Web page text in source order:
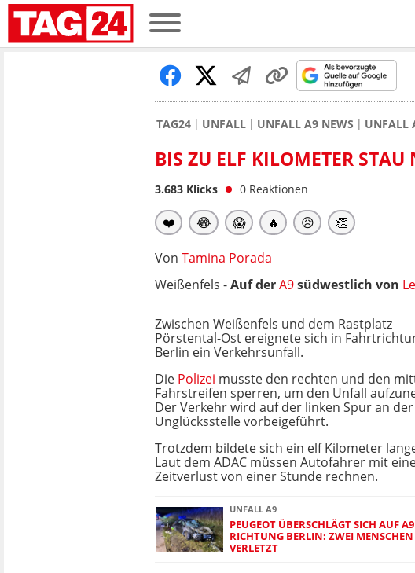
TAG24 UNFALL UNFALL A9 NEWS UNFALL
BIS ZU ELF KILOMETER
3.683 Klicks 0 Reaktionen
❤️ 😂 😱 🔥 😥 👏
Von Tamina Porada
Weißenfels -Auf derA9südwestlich von
Zwischen Weißenfels und dem Rastplatz
Pörstental-Ost ereignete sich in
Berlin ein Verkehrsunfall.
Die Polizei musste den rechten und den
Fahrstreifen sperren, um den Unfall
Der Verkehr wird auf der linken Spur an der
Unglücksstelle vorbeigeführt.
Trotzdem bildete sich ein elf Kilometer
Laut dem ADAC müssen Autofahrer mit
Zeitverlust von einer Stunde rechnen.
UNFALL A9
PEUGEOT ÜBERSCHLÄGT SICH AUF A9
RICHTUNG BERLIN: ZWEI MENSCHEN
VERLETZT